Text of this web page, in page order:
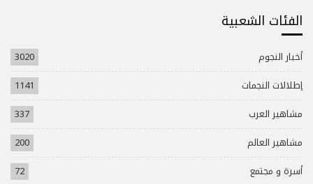
الفئات الشعبية
أخبار النجوم
3020
إطلالات النجمات
1141
مشاهير العرب
337
مشاهير العالم
200
أسرة و مجتمع
72